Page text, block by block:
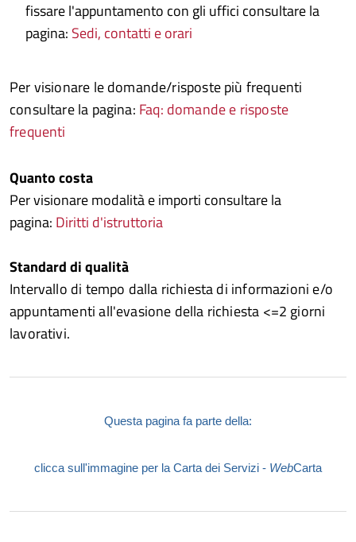
fissare l'appuntamento con gli uffici consultare la
pagina: Sedi, contatti e orari
Per visionare le domande/risposte più frequenti
consultare la pagina: Faq: domande e risposte
frequenti
Quanto costa
Per visionare modalità e importi consultare la
pagina: Diritti d'istruttoria
Standard di qualità
Intervallo di tempo dalla richiesta di informazioni e/o
appuntamenti all'evasione della richiesta <=2 giorni
lavorativi.
Questa pagina fa parte della:
clicca sull'immagine per la Carta dei Servizi - WebCarta